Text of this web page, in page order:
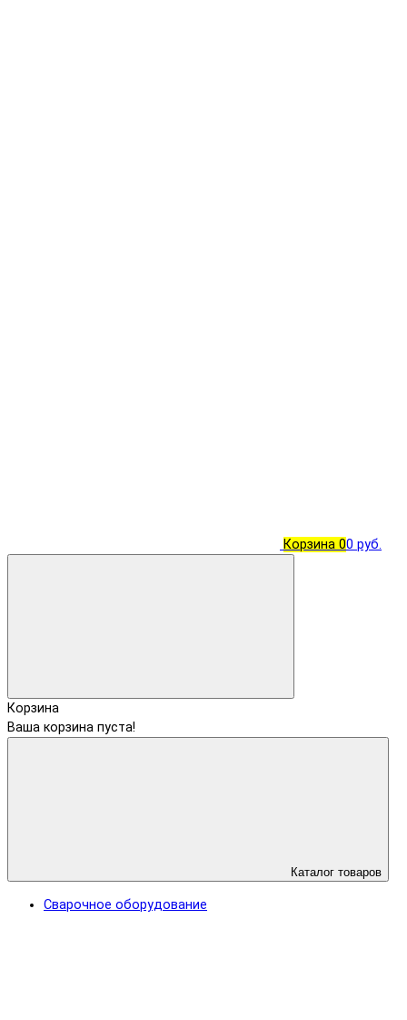
Корзина 00 руб.
Корзина
Ваша корзина пуста!
Каталог товаров
Сварочное оборудование